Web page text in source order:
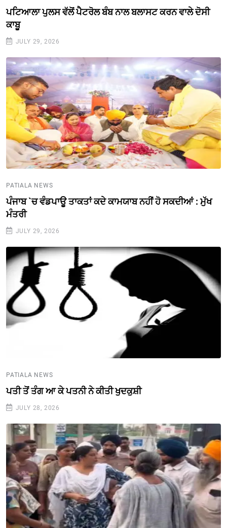
ਪਟਿਆਲਾ ਪੁਲਸ ਵੱਲੋਂ ਪੈਟਰੋਲ ਬੰਬ ਨਾਲ ਬਲਾਸਟ ਕਰਨ ਵਾਲੇ ਦੋਸੀ
ਕਾਬੂ
JULY 29, 2026
PATIALA NEWS
ਪੰਜਾਬ `ਚ ਵੰਡਪਾਊ ਤਾਕਤਾਂ ਕਦੇ ਕਾਮਯਾਬ ਨਹੀਂ ਹੋ ਸਕਦੀਆਂ : ਮੁੱਖ
ਮੰਤਰੀ
JULY 29, 2026
PATIALA NEWS
ਪਤੀ ਤੋਂ ਤੰਗ ਆ ਕੇ ਪਤਨੀ ਨੇ ਕੀਤੀ ਖੁਦਕੁਸ਼ੀ
JULY 28, 2026